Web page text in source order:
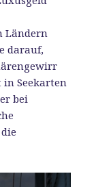
Ländern
darauf,
in Seekarten
bei